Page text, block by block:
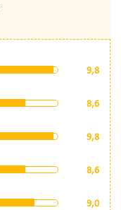
9,8
8,6
9,8
8,6
9,0